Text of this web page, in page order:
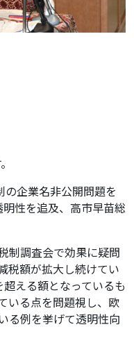
企業名非公開問題を
性を追及、高市早苗総
制調査会で効果に疑問
税額が拡大し続けてい
える額となっているも
いる点を問題視し、欧
る例を挙げて透明性向